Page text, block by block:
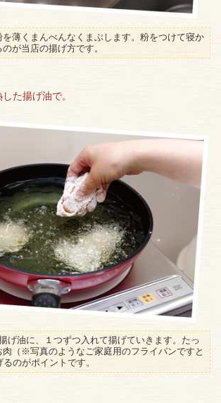
薄くまんべんなくまぶします。粉をつけて寝か
が当店の揚げ方です。
た揚げ油で。
げ油に、１つずつ入れて揚げていきます。たっ
（※写真のようなご家庭用のフライパンですと
のがポイントです。